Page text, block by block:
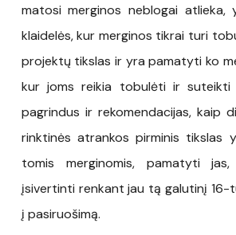
matosi merginos neblogai
klaidelės, kur merginos tikrai turi
projektų tikslas ir yra pamatyti ko
kur joms reikia tobulėti ir
pagrindus ir rekomendacijas, kaip
rinktinės atrankos pirminis tikslas
tomis merginomis, pamatyti
įsivertinti renkant jau tą galutinį 16-
į pasiruošimą.